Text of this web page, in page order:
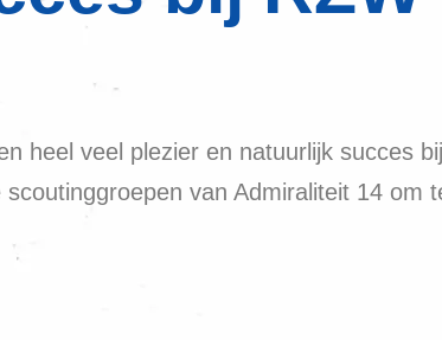
heel veel plezier en natuurlijk succes
van Admiraliteit 14 om